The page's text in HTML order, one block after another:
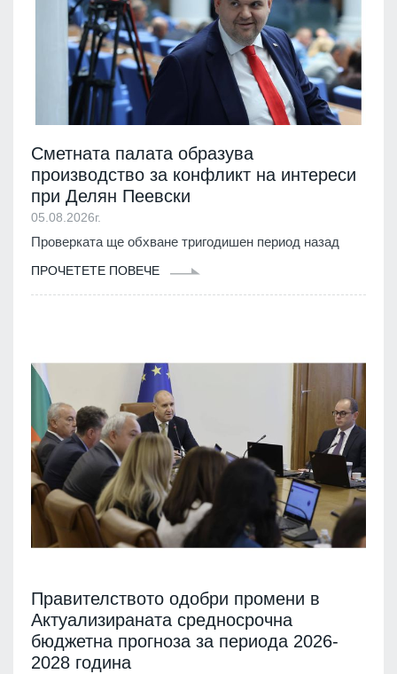
Сметната палата образува
производство за конфликт на интереси
при Делян Пеевски
05.08.2026г.
Проверката ще обхване тригодишен период назад
ПРОЧЕТЕТЕ ПОВЕЧЕ
Правителството одобри промени в
Актуализираната средносрочна
бюджетна прогноза за периода 2026-
2028 година